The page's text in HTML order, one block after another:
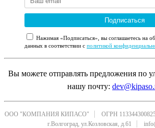
Подписаться
Нажимая «Подписаться», вы соглашаетесь на
данных в соответствии с политикой
Вы можете отправлять предложения по
нашу почту:
ООО "КОМПАНИЯ КИПАСО" ОГРН
г.Волгоград, ул.Козловская, д.61